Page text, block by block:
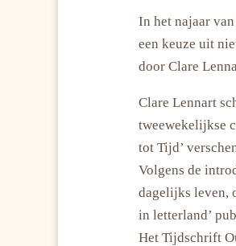
In het najaar
een keuze uit
door Clare
Clare Lennart
tweewekelijkse
tot Tijd’
Volgens de
dagelijks leven,
in letterland’
Het Tijdschrift